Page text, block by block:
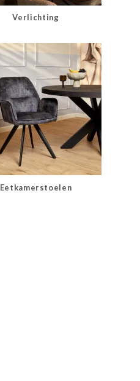
Verlichting
Eetkamerstoelen